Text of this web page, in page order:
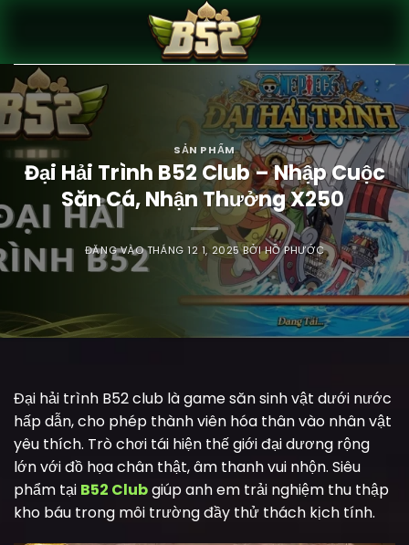
dung
SẢN PHẨM
Đại Hải Trình B52 Club – Nhập Cuộc
Săn Cá, Nhận Thưởng X250
ĐĂNG VÀOTHÁNG 12 1, 2025 BỞIHỒ PHƯỚC
Đại hải trình B52 club là game săn sinh vật dưới nước
hấp dẫn, cho phép thành viên hóa thân vào nhân vật
yêu thích. Trò chơi tái hiện thế giới đại dương rộng
lớn với đồ họa chân thật, âm thanh vui nhộn. Siêu
phẩm tại B52 Clubgiúp anh em trải nghiệm thu thập
kho báu trong môi trường đầy thử thách kịch tính.